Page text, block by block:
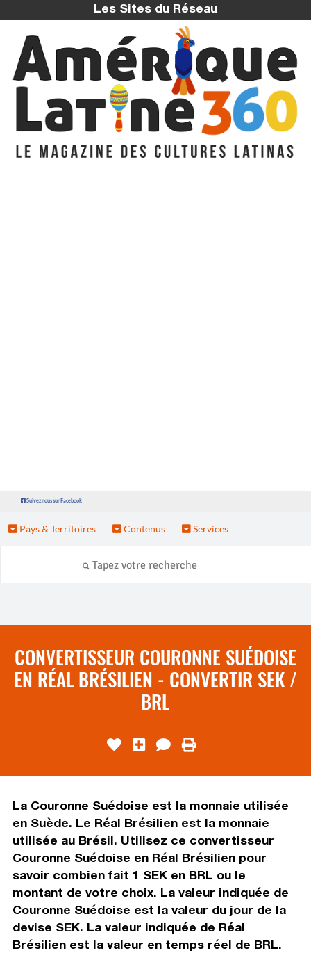
Les Sites du Réseau
Suivez nous sur Facebook
Pays & Territoires Contenus Services
CONVERTISSEUR COURONNE SUÉDOISE
EN RÉAL BRÉSILIEN - CONVERTIR SEK /
BRL
La Couronne Suédoise est la monnaie utilisée
en Suède. Le Réal Brésilien est la monnaie
utilisée au Brésil. Utilisez ce convertisseur
Couronne Suédoise en Réal Brésilien pour
savoir combien fait 1 SEK en BRL ou le
montant de votre choix. La valeur indiquée de
Couronne Suédoise est la valeur du jour de la
devise SEK. La valeur indiquée de Réal
Brésilien est la valeur en temps réel de BRL.